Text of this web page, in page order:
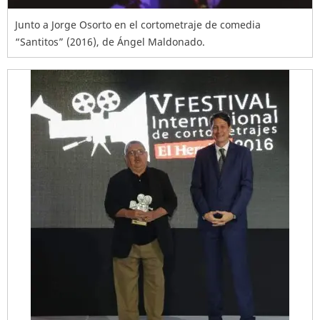
Junto a Jorge Osorto en el cortometraje de comedia
“Santitos” (2016), de Ángel Maldonado.